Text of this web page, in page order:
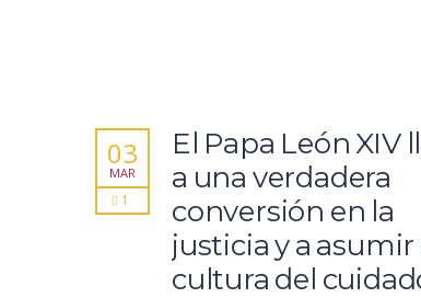
El Papa León XIV
a una verdadera
conversión en la
justicia y a
cultura del
03
MAR
1